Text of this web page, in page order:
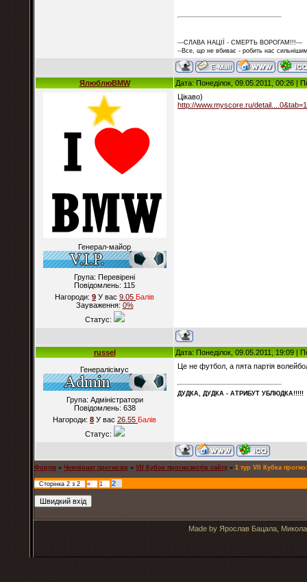
---СЛАВА НАЦІЇ - СМЕРТЬ ВОРОГАМ!!!---
--Все, що не вбиває - робить нас
ЯлюблюBMW Дата: Понеділок, 09.05.2011, 00:26 |
Генерал-майор
Група: Перевірені
Повідомлень: 115
Нагороди: 9 У вас 9.05 Балiв
Зауваження: 0%
Статус:
Цікаво)
http://www.myscore.ru/detail....0&tab=1
russel Дата: Понеділок, 09.05.2011, 19:09 |
Генералісімус
Група: Адміністратори
Повідомлень: 638
Нагороди: 8 У вас 26.55 Балiв
Статус:
Це не футбол, а пята партія
ДУДКА, ДУДКА - АТРИБУT УБЛЮДКА!!!!!
Форум » Чемпіонат прогнозів » VII Кубок прогнозистів сайту » 1 тур VII Кубка
Сторінка 2 з 2 « 1 2
Made by Ярослав Бацала,